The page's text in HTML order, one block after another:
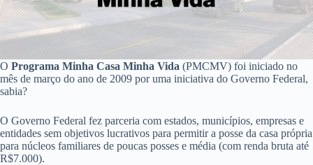
O Programa Minha Casa Minha Vida (PMCMV) foi iniciado no
mês de março do ano de 2009 por uma iniciativa do Governo Federal,
sabia?
O Governo Federal fez parceria com estados, municípios, empresas e
entidades sem objetivos lucrativos para permitir a posse da casa própria
para núcleos familiares de poucas posses e média (com renda bruta até
R$7.000).